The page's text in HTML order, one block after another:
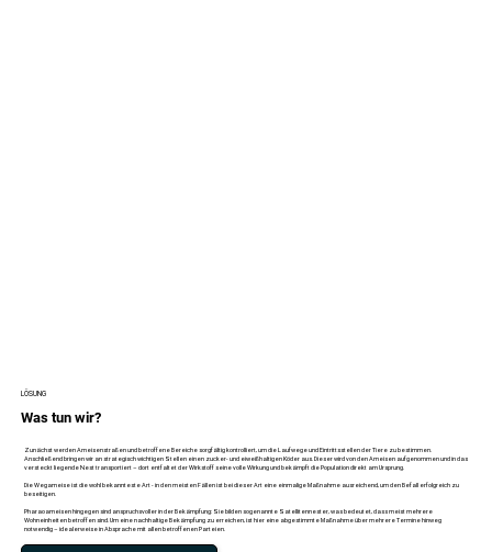
LÖSUNG
Was tun wir?
Zunächst werden Ameisenstraßen und betroffene Bereiche sorgfältig kontrolliert, um die Laufwege und Eintrittsstellen der Tiere zu bestimmen.
Anschließend bringen wir an strategisch wichtigen Stellen einen zucker- und eiweißhaltigen Köder aus. Dieser wird von den Ameisen aufgenommen und in das
versteckt liegende Nest transportiert – dort entfaltet der Wirkstoff seine volle Wirkung und bekämpft die Population direkt am Ursprung.
Die Wegameise ist die wohl bekannteste Art - in den meisten Fällen ist bei dieser Art eine einmalige Maßnahme ausreichend, um den Befall erfolgreich zu
beseitigen.
Pharaoameisen hingegen sind anspruchsvoller in der Bekämpfung: Sie bilden sogenannte Satellitennester, was bedeutet, dass meist mehrere
Wohneinheiten betroffen sind. Um eine nachhaltige Bekämpfung zu erreichen, ist hier eine abgestimmte Maßnahme über mehrere Termine hinweg
notwendig – idealerweise in Absprache mit allen betroffenen Parteien.